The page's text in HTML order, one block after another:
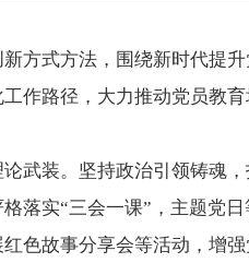
方式方法，围绕新时代提
作路径，大力推动党员教
武装。坚持政治引领铸魂
落实“三会一课”，主题党
色故事分享会等活动，增